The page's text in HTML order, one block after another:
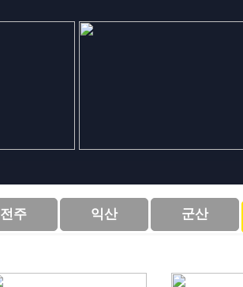
전주 익산 군산